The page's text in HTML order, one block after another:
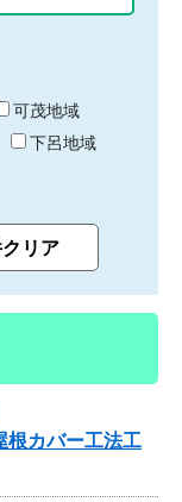
可茂地域
下呂地域
根カバー工法工